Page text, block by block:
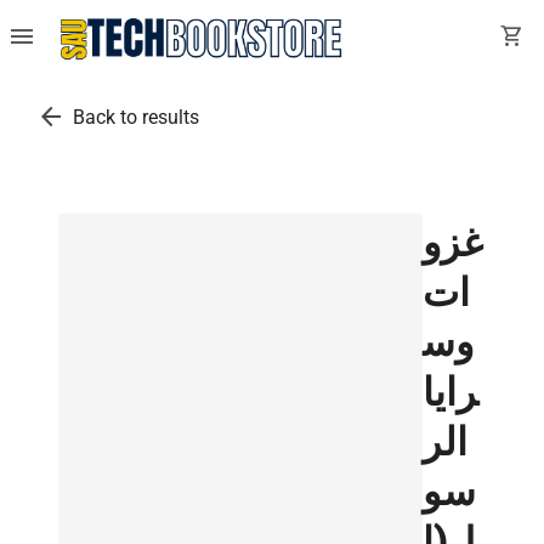
menu shopping_cart
arrow_back Back to results
غزو
ات
وس
رايا
الر
سو